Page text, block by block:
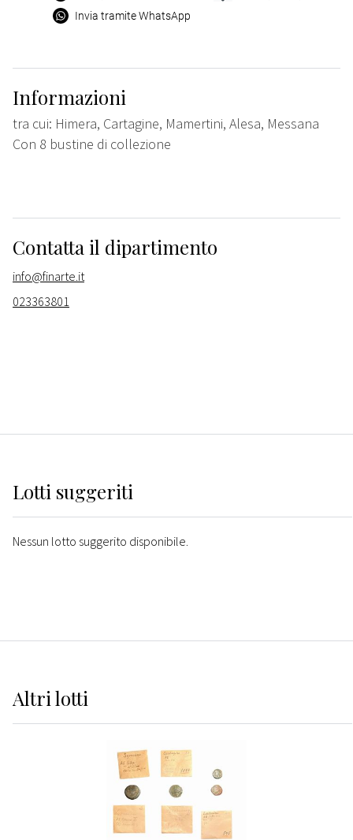
Invia tramite WhatsApp
Informazioni
tra cui: Himera, Cartagine, Mamertini, Alesa, Messana
Con 8 bustine di collezione
Contatta il dipartimento
info@finarte.it
023363801
Lotti suggeriti
Nessun lotto suggerito disponibile.
Altrilotti